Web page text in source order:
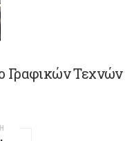
Γραφικών Τεχνών